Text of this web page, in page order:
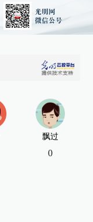
飘过
0